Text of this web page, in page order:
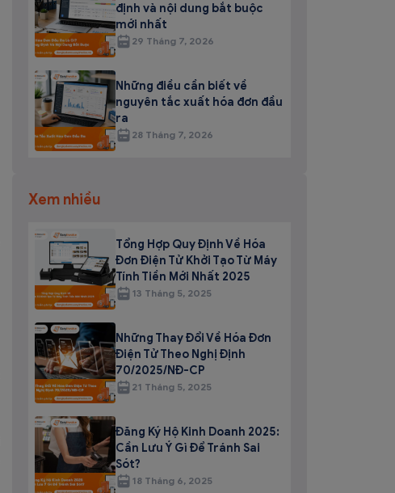
định và nội dung bắt buộc
mới nhất
29 Tháng 7, 2026
Những điều cần biết về
nguyên tắc xuất hóa đơn đầu
ra
28 Tháng 7, 2026
Xem nhiều
Tổng Hợp Quy Định Về Hóa
Đơn Điện Tử Khởi Tạo Từ Máy
Tính Tiền Mới Nhất 2025
13 Tháng 5, 2025
Những Thay Đổi Về Hóa Đơn
Điện Tử Theo Nghị Định
70/2025/NĐ-CP
21 Tháng 5, 2025
Đăng Ký Hộ Kinh Doanh 2025:
Cần Lưu Ý Gì Để Tránh Sai
Sót?
18 Tháng 6, 2025